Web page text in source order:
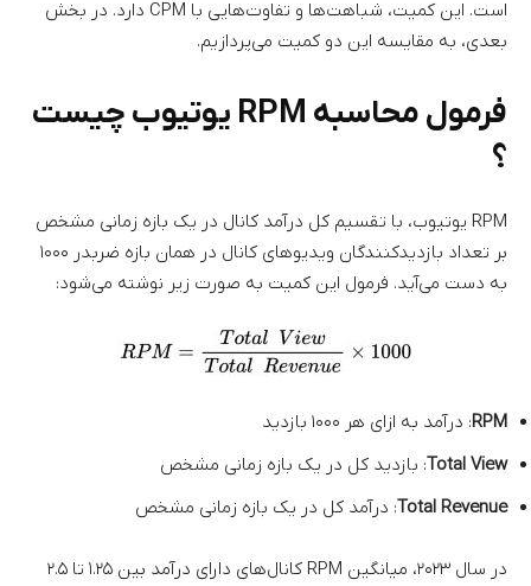
است. این کمیت، شباهت‌ها و تفاوت‌هایی با CPM دارد. در بخش
بعدی، به مقایسه این دو کمیت می‌پردازیم.
فرمول محاسبه RPM یوتیوب چیست
؟
RPM یوتیوب، با تقسیم کل درآمد کانال در یک بازه زمانی مشخص
بر تعداد بازدیدکنندگان ویدیوهای کانال در همان بازه ضربدر ۱۰۰۰
به دست می‌آید. فرمول این کمیت به صورت زیر نوشته می‌شود:
RPM: درآمد به ازای هر ۱۰۰۰ بازدید
Total View: بازدید کل در یک بازه زمانی مشخص
Total Revenue: درآمد کل در یک بازه زمانی مشخص
در سال ۲۰۲۳، میانگین RPM کانال‌های دارای درآمد بین ۱.۲۵ تا ۲.۵